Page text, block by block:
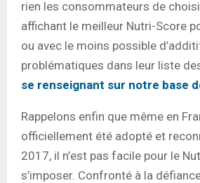
rien les consommateurs de
affichant le meilleur Nutri-Score
ou avec le moins possible
problématiques dans leur liste
se renseignant sur notre base
Rappelons enfin que même en
officiellement été adopté et
2017, il n’est pas facile pour le
s’imposer. Confronté à la